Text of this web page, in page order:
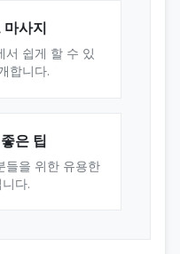
마사지
서 쉽게 할 수 있
합니다.
은 팁
들을 위한 유용한
다.